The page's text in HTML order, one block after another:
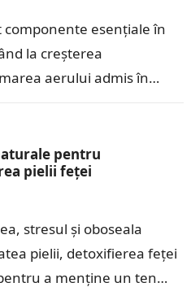
esențiale în
la creșterea
aerului admis în
pentru
pielii feței
stresul și oboseala
pielii, detoxifierea feței
a menține un ten